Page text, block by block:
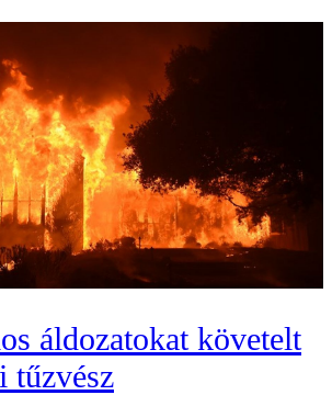
áldozatokat követelt
tűzvész